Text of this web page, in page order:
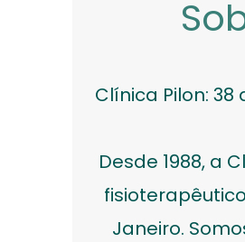
Clínica Pilon:
Desde 1988, a
Janeiro.